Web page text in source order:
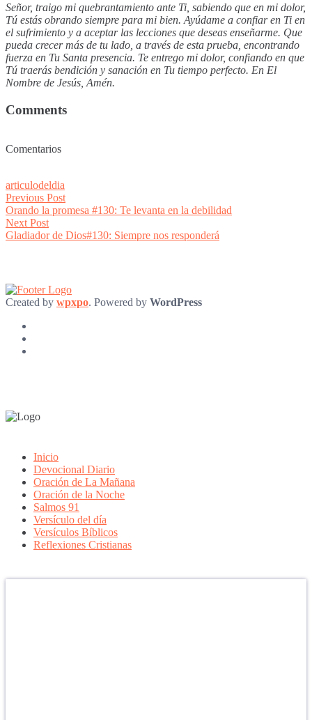
Señor, traigo mi quebrantamiento ante Ti, sabiendo que en mi dolor,
Tú estás obrando siempre para mi bien. Ayúdame a confiar en Ti en
el sufrimiento y a aceptar las lecciones que deseas enseñarme. Que
pueda crecer más de tu lado, a través de esta prueba, encontrando
fuerza en Tu Santa presencia. Te entrego mi dolor, confiando en que
Tú traerás bendición y sanación en Tu tiempo perfecto. En El
Nombre de Jesús, Amén.
Comments
Comentarios
articulodeldia
Post
navigation
Previous PostPrevious
post:
Orando la promesa #130: Te levanta en la debilidad
Next PostNext
post:
Gladiador de Dios#130: Siempre nos responderá
Created by wpxpo. Powered by WordPress
Inicio
Devocional Diario
Oración de La Mañana
Oración de la Noche
Salmos 91
Versículo del día
Versículos Bíblicos
Reflexiones Cristianas